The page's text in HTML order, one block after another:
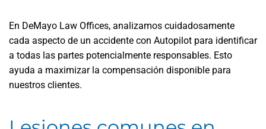
En DeMayo Law Offices, analizamos cuidadosamente
cada aspecto de un accidente con Autopilot para identificar
a todas las partes potencialmente responsables. Esto
ayuda a maximizar la compensación disponible para
nuestros clientes.